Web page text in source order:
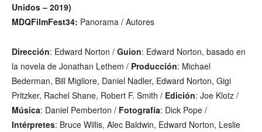
Unidos – 2019)
MDQFilmFest34: Panorama / Autores
Dirección: Edward Norton / Guion: Edward Norton, basado en
la novela de Jonathan Lethem / Producción: Michael
Bederman, Bill Migliore, Daniel Nadler, Edward Norton, Gigi
Pritzker, Rachel Shane, Robert F. Smith / Edición: Joe Klotz /
Música: Daniel Pemberton / Fotografía: Dick Pope /
Intérpretes: Bruce Willis, Alec Baldwin, Edward Norton, Leslie